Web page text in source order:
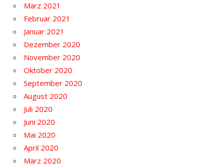
März 2021
Februar 2021
Januar 2021
Dezember 2020
November 2020
Oktober 2020
September 2020
August 2020
Juli 2020
Juni 2020
Mai 2020
April 2020
März 2020